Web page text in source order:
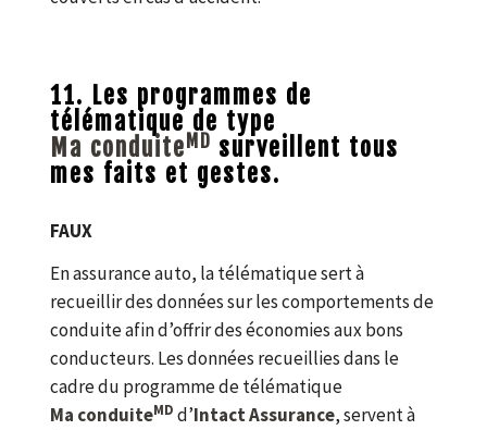
11. Les programmes de
télématique de type
Ma conduiteMD surveillent tous
mes faits et gestes.
FAUX
En assurance auto, la télématique sert à
recueillir des données sur les comportements de
conduite afin d’offrir des économies aux bons
conducteurs. Les données recueillies dans le
cadre du programme de télématique
Ma conduiteMD d’Intact Assurance, servent à